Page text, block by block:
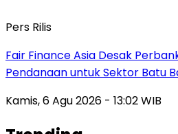
Pers Rilis
Fair Finance Asia Desak
Pendanaan untuk Sektor Batu
Kamis, 6 Agu 2026 - 13:02 WIB